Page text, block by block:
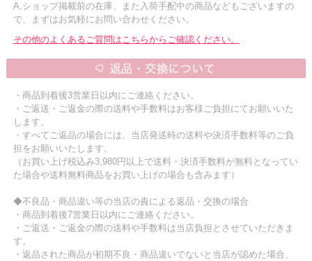
A.ショップ掲載前の在庫、また入荷手配中の商品などもございますの
で、まずはお気軽にお問い合わせください。
その他のよくあるご質問はこちらからご確認ください。
・商品到着後3営業日以内にご連絡ください。
・ご返送・ご返金の際の送料や手数料はお客様ご負担にてお願いいた
します。
・すべてご返品の場合には、当店発送時の送料や決済手数料等のご負
担をお願いいたします。
（お買い上げ税込み3,980円以上で送料・決済手数料が無料となってい
た場合や送料無料商品をお買い上げの場合も含みます）
◆不良品・商品違い等の当店の責による返品・交換の場合
・商品到着後7営業日以内にご連絡ください。
・ご返送・ご返金の際の送料や手数料は当店負担とさせていただきま
す。
・返品された商品が初期不良・商品違いでないと当店が認めた場合、